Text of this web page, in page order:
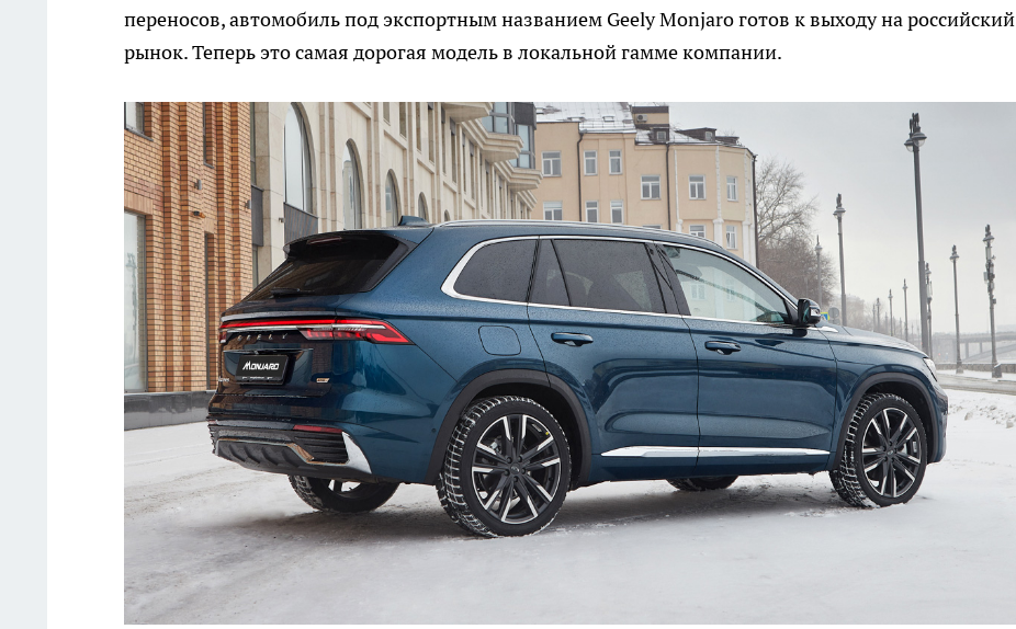
переносов, автомобиль под экспортным названием Geely Monjaro готов к выходу на российский
рынок. Теперь это самая дорогая модель в локальной гамме компании.